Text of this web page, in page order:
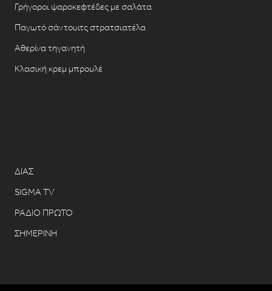
Γρήγοροι ψαροκεφτέδες με σαλάτα
Παγωτό σάντουιτς στρατσιατέλα
Αθερίνα τηγανητή
Κλασική κρεμ μπρουλέ
ΔΙΑΣ
SIGMA TV
ΡΑΔΙΟ ΠΡΩΤΟ
ΣΗΜΕΡΙΝΗ